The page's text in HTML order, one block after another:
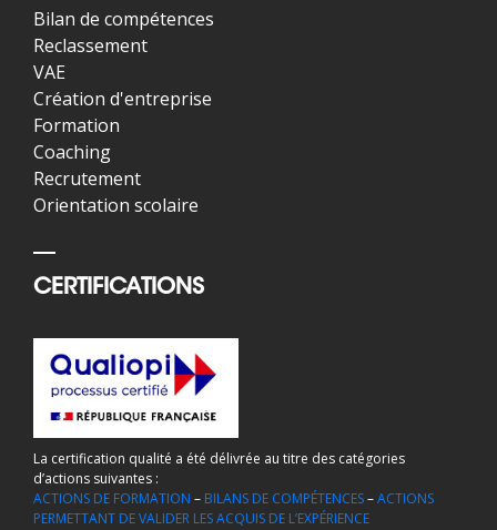
Bilan de compétences
Reclassement
VAE
Création d'entreprise
Formation
Coaching
Recrutement
Orientation scolaire
CERTIFICATIONS
La certification qualité a été délivrée au titre des catégories
d’actions suivantes :
ACTIONS DE FORMATION – BILANS DE COMPÉTENCES–ACTIONS
PERMETTANT DE VALIDER LES ACQUIS DE L’EXPÉRIENCE